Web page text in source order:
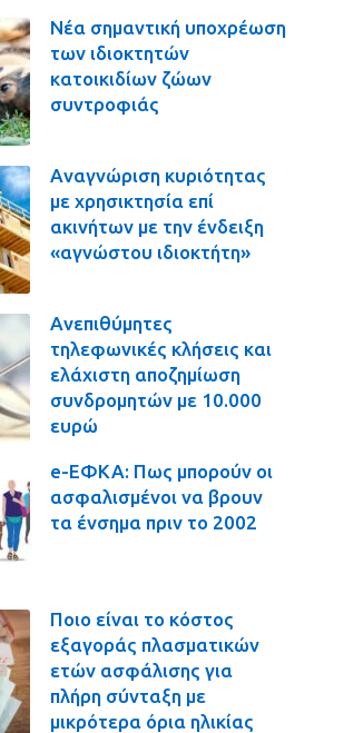
Νέα σημαντική υποχρέωση
των ιδιοκτητών
κατοικιδίων ζώων
συντροφιάς
Αναγνώριση κυριότητας
με χρησικτησία επί
ακινήτων με την ένδειξη
«αγνώστου ιδιοκτήτη»
Ανεπιθύμητες
τηλεφωνικές κλήσεις και
ελάχιστη αποζημίωση
συνδρομητών με 10.000
ευρώ
e-ΕΦΚΑ: Πως μπορούν οι
ασφαλισμένοι να βρουν
τα ένσημα πριν το 2002
Ποιο είναι το κόστος
εξαγοράς πλασματικών
ετών ασφάλισης για
πλήρη σύνταξη με
μικρότερα όρια ηλικίας